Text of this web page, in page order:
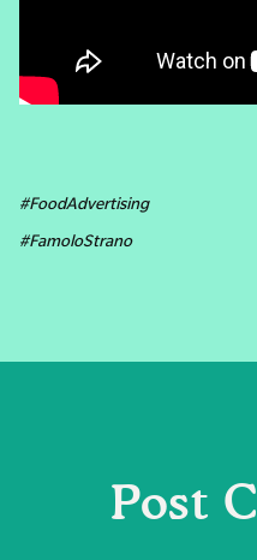
#FoodAdvertising
#FamoloStrano
Post